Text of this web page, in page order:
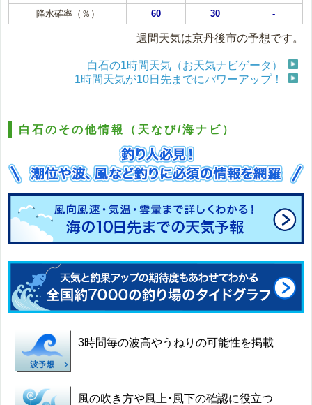
降水確率（％）
60 30 -
週間天気は京丹後市の予想です。
白石の1時間天気（お天気ナビゲータ）
1時間天気が10日先までにパワーアップ！
白石のその他情報（天なび/海ナビ）
3時間毎の波高やうねりの可能性を掲載
風の吹き方や風上･風下の確認に役立つ